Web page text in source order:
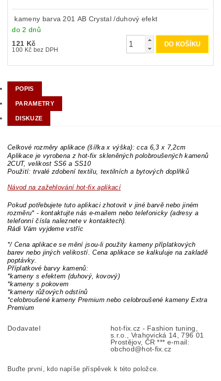
kameny barva 201 AB Crystal /duhový efekt
do 2 dnů
121 Kč
100 Kč bez DPH
POPIS
PARAMETRY
DISKUZE
Celkové rozměry aplikace (šířka x výška): cca 6,3 x 7,2cm
Aplikace je vyrobena z hot-fix skleněných polobroušených kamenů
2CUT, velikost SS6 a SS10
Použití: trvalé zdobení textilu, textilních a bytových doplňků
Návod na zažehlování hot-fix aplikací
Pokud potřebujete tuto aplikaci zhotovit v jiné barvě nebo jiném
rozměru* - kontaktujte nás e-mailem nebo telefonicky (adresy a
telefonní čísla naleznete v kontaktech).
Rádi Vám vyjdeme vstříc
*/ Cena aplikace se mění jsou-li použity kameny příplatkových
barev nebo jiných velikostí. Cena aplikace se kalkuluje na zakladě
poptávky.
Příplatkové barvy kamenů:
*kameny s efektem (duhový, kovový)
*kameny s pokovem
*kameny růžových odstínů
*celobroušené kameny Premium nebo celobroušené kameny Extra
Premium
Dodavatel
hot-fix.cz - Fashion tuning,
s.r.o., Vrahovická 14, 796 01
Prostějov, ČR *** e-mail:
obchod@hot-fix.cz
Buďte první, kdo napíše příspěvek k této položce.